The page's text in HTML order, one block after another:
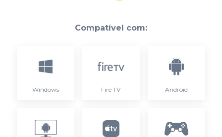
Compatível com:
Windows Fire TV Android